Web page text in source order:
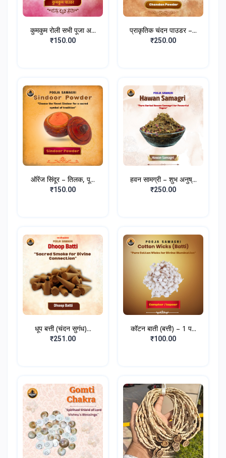
कुमकुम रोली सभी पूजा अ...
₹150.00
प्राकृतिक चंदन पाउडर –...
₹250.00
ऑरेंज सिंदूर – तिलक, पू...
₹150.00
हवन सामग्री – शुभ अनुष्...
₹250.00
धूप बत्ती (चंदन सुगंध)...
₹251.00
कॉटन बाती (बत्ती) – 1 प...
₹100.00